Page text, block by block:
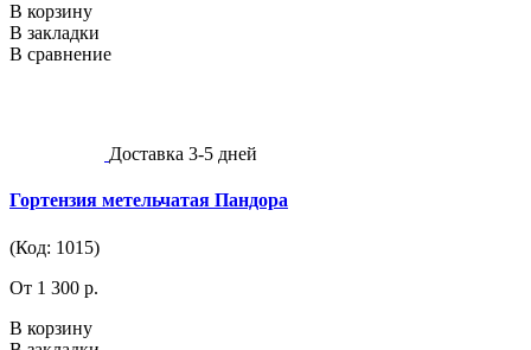
В корзину
В закладки
В сравнение
Доставка 3-5 дней
Гортензия метельчатая Пандора
(Код: 1015)
От 1 300 р.
В корзину